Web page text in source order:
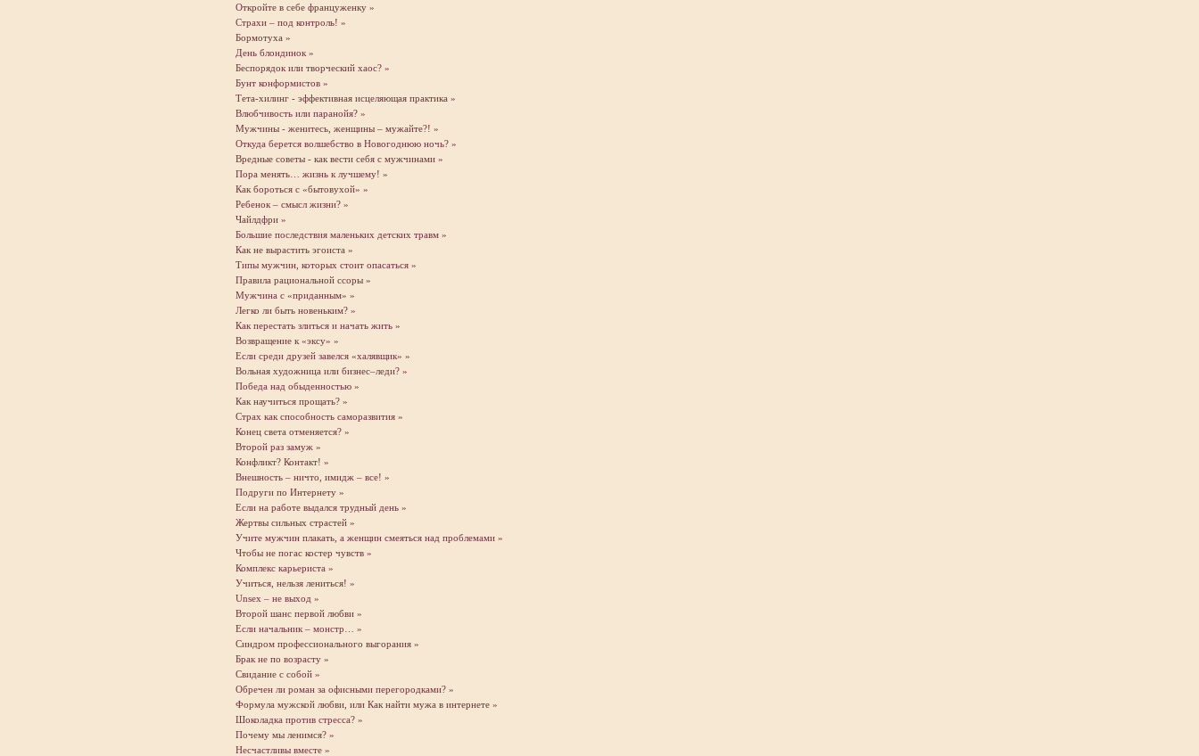
Откройте в себе француженку »
Страхи – под контроль! »
Бормотуха »
День блондинок »
Беспорядок или творческий хаос? »
Бунт конформистов »
Тета-хилинг - эффективная исцеляющая практика »
Влюбчивость или паранойя? »
Мужчины - женитесь, женщины – мужайте?! »
Откуда берется волшебство в Новогоднюю ночь? »
Вредные советы - как вести себя с мужчинами »
Пора менять… жизнь к лучшему! »
Как бороться с «бытовухой» »
Ребенок – смысл жизни? »
Чайлдфри »
Большие последствия маленьких детских травм »
Как не вырастить эгоиста »
Типы мужчин, которых стоит опасаться »
Правила рациональной ссоры »
Мужчина с «приданным» »
Легко ли быть новеньким? »
Как перестать злиться и начать жить »
Возвращение к «эксу» »
Если среди друзей завелся «халявщик» »
Вольная художница или бизнес–леди? »
Победа над обыденностью »
Как научиться прощать? »
Страх как способность саморазвития »
Конец света отменяется? »
Второй раз замуж »
Конфликт? Контакт! »
Внешность – ничто, имидж – все! »
Подруги по Интернету »
Если на работе выдался трудный день »
Жертвы сильных страстей »
Учите мужчин плакать, а женщин смеяться над проблемами »
Чтобы не погас костер чувств »
Комплекс карьериста »
Учиться, нельзя лениться! »
Unsex – не выход »
Второй шанс первой любви »
Если начальник – монстр… »
Cиндром профессионального выгорания »
Брак не по возрасту »
Свидание с собой »
Обречен ли роман за офисными перегородками? »
Формула мужской любви, или Как найти мужа в интернете »
Шоколадка против стресса? »
Почему мы ленимся? »
Несчастливы вместе »